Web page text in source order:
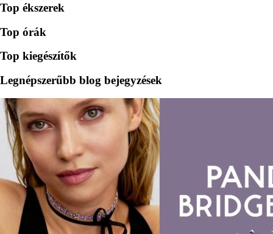
Top ékszerek
Top órák
Top kiegészítők
Legnépszerűbb blog bejegyzések